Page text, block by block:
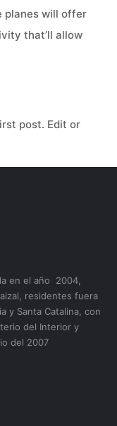
planes will offer
that’ll allow
post. Edit or
en el año 2004,
residentes fuera
y Santa Catalina, con
del Interior y
del 2007